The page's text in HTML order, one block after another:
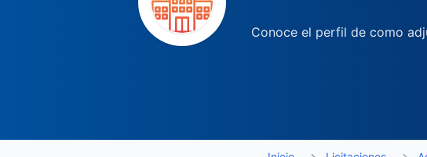
Conoce el perfil de como